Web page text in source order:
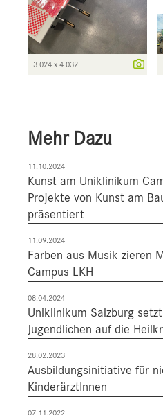
3 024 x 4 032
Mehr Dazu
11.10.2024
Kunst am Uniklinikum
Projekte von Kunst am
präsentiert
11.09.2024
Farben aus Musik zieren
Campus LKH
08.04.2024
Uniklinikum Salzburg
Jugendlichen auf die
28.02.2023
Ausbildungsinitiative für
KinderärztInnen
07.11.2022